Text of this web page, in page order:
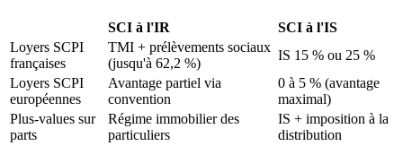
SCI à l'IR
SCI à l'IS
Loyers SCPI
françaises
TMI + prélèvements sociaux
(jusqu'à 62,2 %)
IS 15 % ou 25 %
Loyers SCPI
européennes
Avantage partiel via
convention
0 à 5 % (avantage
maximal)
Plus-values sur
parts
Régime immobilier des
particuliers
IS + imposition à la
distribution